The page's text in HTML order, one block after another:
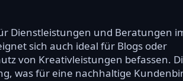
Dienstleistungen und Beratungen
sich auch ideal für Blogs oder
von Kreativleistungen befassen.
was für eine nachhaltige